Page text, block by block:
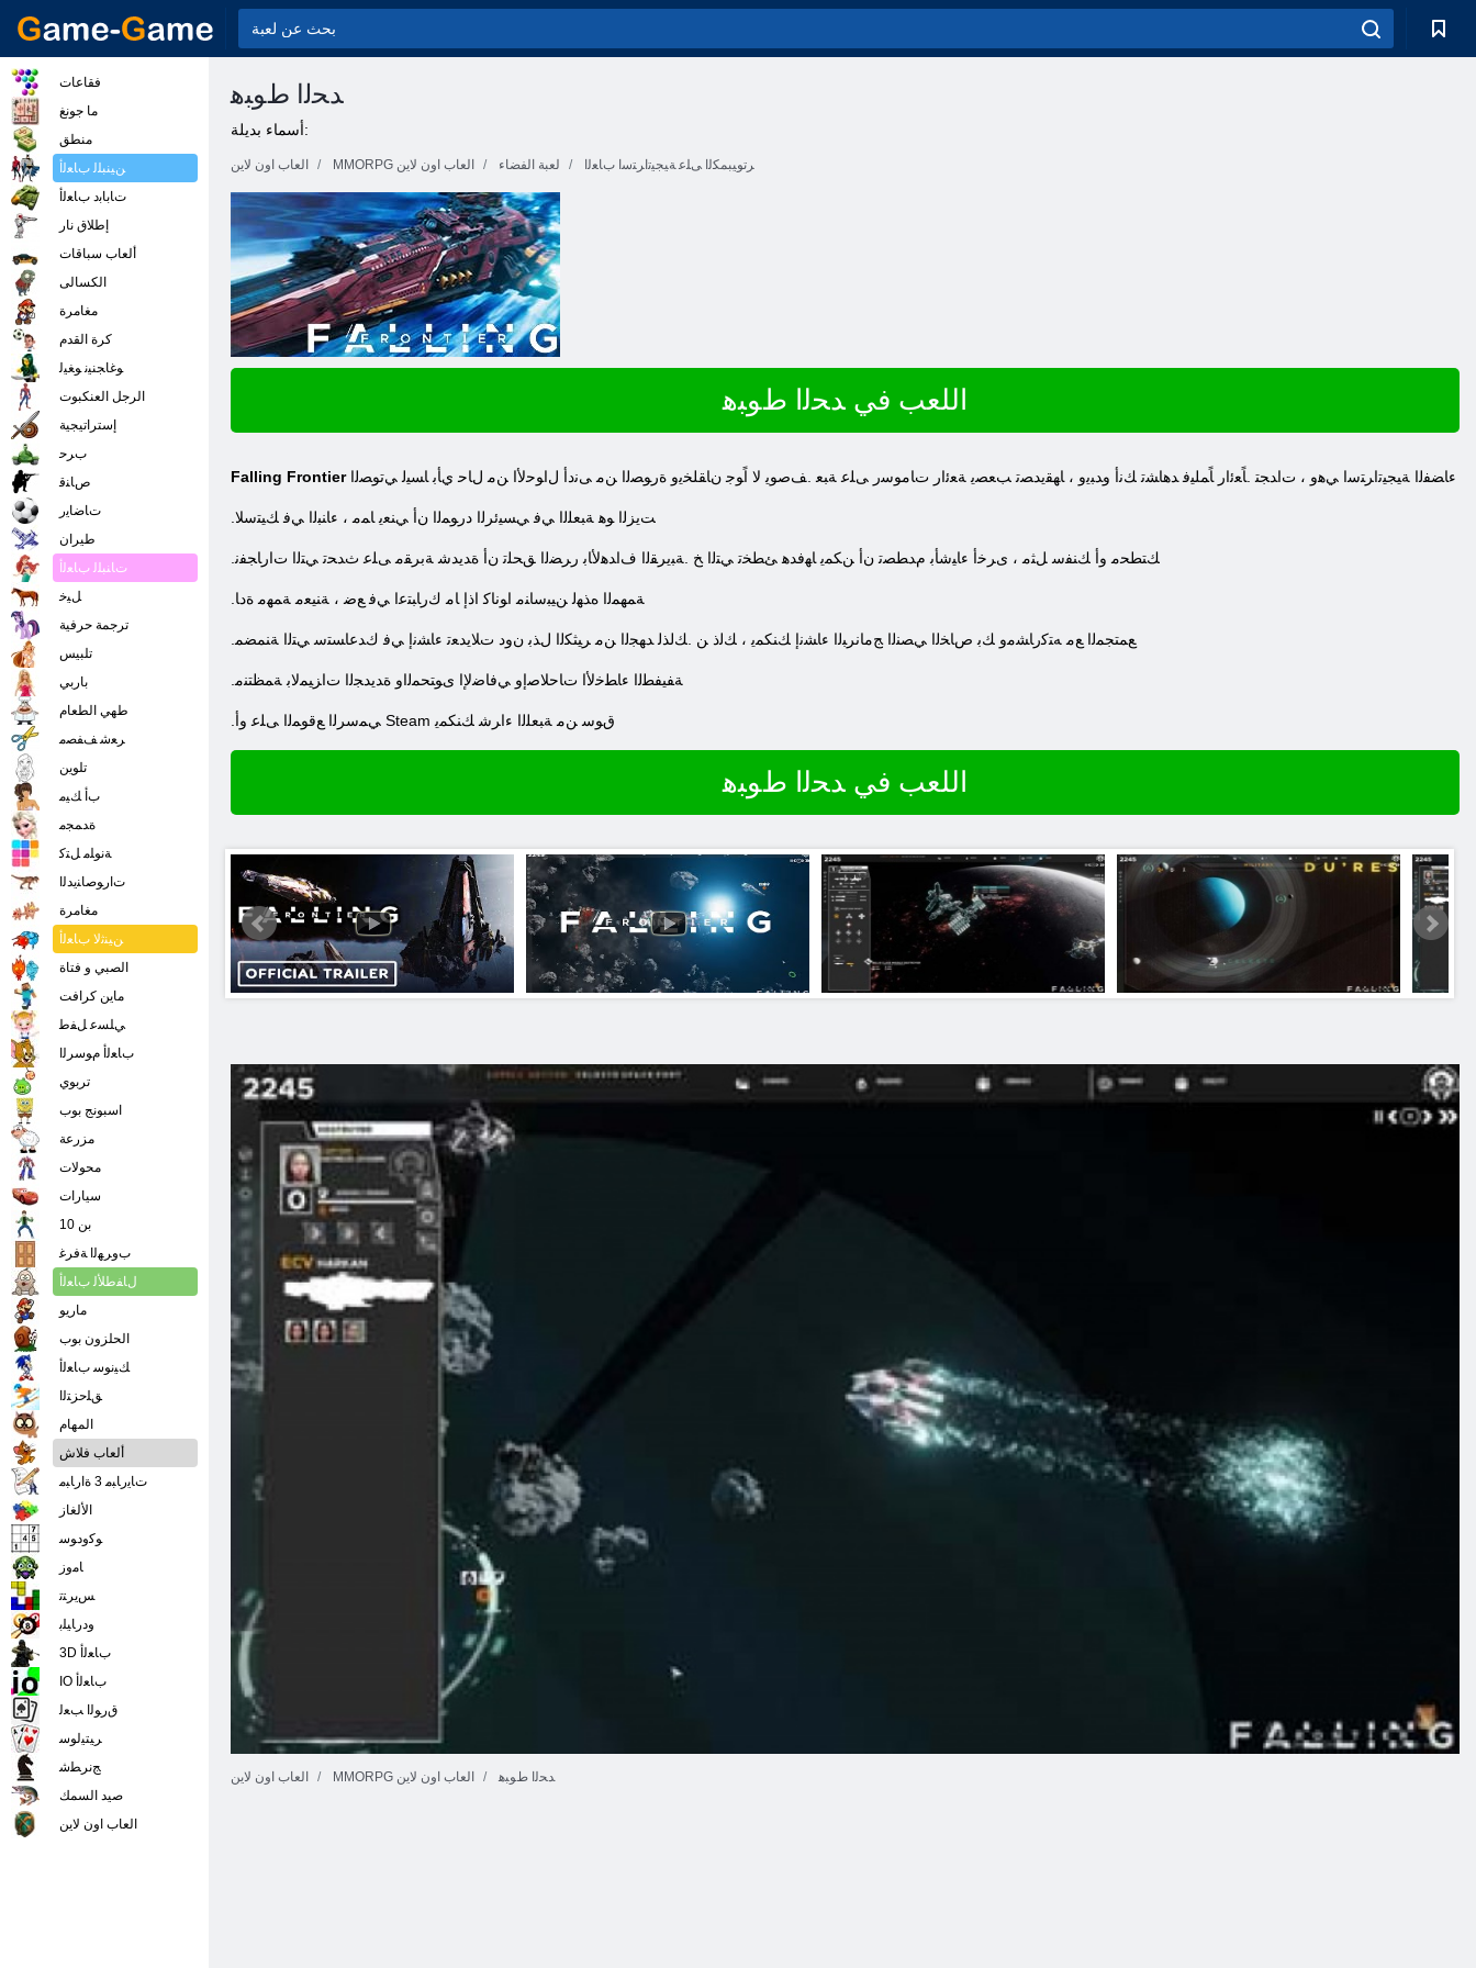
ﺪﺤﻟﺍ ﻁﻮﺒﻫ
أسماء بديلة:
العاب اون لاين MMORPG العاب اون لاين لعبة الفضاء ﺮﺗﻮﻴﺒﻤﻜﻟﺍ ﻰﻠﻋ ﺔﻴﺠﻴﺗﺍﺮﺘﺳﺍ ﺏﺎﻌﻟﺍ
اللعب في ﺪﺤﻟﺍ ﻁﻮﺒﻫ
Falling Frontier ءﺎﻀﻔﻟﺍ ﺔﻴﺠﻴﺗﺍﺮﺘﺳﺍ ﻲﻫﻭ ، ﺕﺍﺪﺠﺘ .ﺎًﻌﺋﺍﺭ ﺎًﻤﻠﻴﻓ ﺪﻫﺎﺸﺗ ﻚﻧﺃ ﻭﺪﺒﻳﻭ ، ﺎﻬﻘﻳﺪﺼﺗ ﺐﻌﺼﻳ ﺔﻌﺋﺍﺭ ﺕﺎﻣﻮﺳﺭ ﻰﻠﻋ ﺔﺒﻌ .ﻒﺻﻮﻳ ﻻ ﺍًﻮﺟ ﻥﺎﻘﻠﺨﻳﻭ ﺓﺭﻮﺼﻟﺍ ﻦﻣ ﻰﻧﺩﺃ ﻝﺍﻮﺣﻷ ﺍ ﻦﻣ ﻝﺎﺣ ﻱﺄﺑ ﺎﺴﻴﻟ ﻲﺗﻮﺼﻟﺍ
.ﺖﻳﺰﻟﺍ ﻮﻫ ﺔﺒﻌﻠﻟﺍ ﻲﻓ ﻲﺴﻴﺋﺮﻟﺍ ﺩﺭﻮﻤﻟﺍ ﻥﺃ ﻲﻨﻌﻳ ﺎﻤﻣ ، ءﺎﻨﺒﻟﺍ ﻲﻓ ﻚﻴﺘﺳﻼ
.ﻚﺘﻄﺤﻣ ﻭﺃ ﻚﻨﻔﺳ ﻞﺜﻣ ، ﻯﺮﺧﺃ ءﺎﻴﺷﺄﺑ ﻡﺪﻄﺼﺗ ﻥﺃ ﻦﻜﻤﻳ ﺎﻬﻓﺪﻫ ﺊﻄﺨﺗ ﻲﺘﻟﺍ ﺦ .ﺔﺒﻳﺮﻘﻟﺍ ﻑﺍﺪﻫﻷ ﺎﺑ ﺭﺮﻀﻟﺍ ﻖﺤﻠﺗ ﻥﺃ ﺓﺪﻳﺪﺷ ﺔﺑﺮﻘﻣ ﻰﻠﻋ ﺙﺪﺤﺗ ﻲﺘﻟﺍ ﺕﺍﺭﺎﺠﻔﻧ
.ﺔﻤﻬﻤﻟﺍ ﻩﺬﻬﻟ ﻦﻴﺒﺳﺎﻨﻣ ﺍﻮﻧﺎﻛ ﺍﺫﺇ ﺎﻣ ﻙﺭﺎﺒﺘﻋﺍ ﻲﻓ ﻊﺿ ، ﺔﻨﻴﻌﻣ ﺔﻤﻬﻣ ﺓﺩﺎ
.ﻊﻤﺘﺠﻤﻟﺍ ﻊﻣ ﻪﺘﻛﺭﺎﺸﻣﻭ ﻚﺑ ﺹﺎﺨﻟﺍ ﻲﺼﻨﻟﺍ ﺞﻣﺎﻧﺮﺒﻟﺍ ءﺎﺸﻧﺇ ﻚﻨﻜﻤﻳ ، ﻚﻟﺫ ﻦ .ﻚﻟﺬﻟ ﺪﻬﺠﻟﺍ ﻦﻣ ﺮﻴﺜﻜﻟﺍ ﻝﺬﺑ ﻥﻭﺩ ﺕﻼ ﻳﺪﻌﺗ ءﺎﺸﻧﺇ ﻲﻓ ﻙﺪﻋﺎﺴﺘﺳ ﻲﺘﻟﺍ ﺔﻨﻤﻀﻤ
.ﺔﻔﻴﻔﻄﻟﺍ ءﺎﻄﺧﻷ ﺍ ﺕﺎﺣﻼ ﺻﺇﻭ ﻲﻓﺎﺿﻹ ﺍ ﻯﻮﺘﺤﻤﻟﺍﻭ ﺓﺪﻳﺪﺠﻟﺍ ﺕﺍﺰﻴﻤﻟﺎﺑ ﺔﻤﻈﺘﻨﻣ
.ﻲﻤﺳﺮﻟﺍ ﻊﻗﻮﻤﻟﺍ ﻰﻠﻋ ﻭﺃ Steam ﻕﻮﺳ ﻦﻣ ﺔﺒﻌﻠﻟﺍ ءﺍﺮﺷ ﻚﻨﻜﻤﻳ
اللعب في ﺪﺤﻟﺍ ﻁﻮﺒﻫ
العاب اون لاين MMORPG العاب اون لاين ﺪﺤﻟﺍ ﻁﻮﺒﻫ
فقاعات
ما جونغ
منطق
ﻦﻴﻨﺒﻠﻟ ﺏﺎﻌﻟﺃ
ﺕﺎﺑﺎﺑﺩ ﺏﺎﻌﻟﺃ
إطلاق نار
ألعاب سباقات
الكسالى
مغامرة
كرة القدم
ﻮﻏﺎﺠﻨﻴﻧ ﻮﻐﻴﻟ
الرجل العنكبوت
إستراتيجية
ﺏﺮﺣ
ﺹﺎﻨﻗ
ﺕﺎﺿﺎﻳﺭ
طيران
ﺕﺎﻨﺒﻠﻟ ﺏﺎﻌﻟﺃ
ﻞﻴﺧ
ترجمة حرفية
تلبيس
باربي
طهي الطعام
ﺮﻌﺷ ﻒﻔﺼﻣ
تلوين
ﺏﺃ ﻚﻴﻣ
ﺓﺪﻤﺠﻣ
ﺔﻧﻮﻠﻣ ﻞﺘﻛ
ﺕﺍﺭﻮﺻﺎﻨﻳﺪﻟﺍ
مغامرة
ﻦﻴﻨﺛﻻ ﺏﺎﻌﻟﺃ
الصبي و فتاة
ماين كرافت
ﻲﻠﺴﻋ ﻞﻔﻃ
ﺏﺎﻌﻟﺃ ﻡﻮﺳﺮﻟﺍ
تربوي
اسبونج بوب
مزرعة
محولات
سيارات
بن 10
ﺏﻭﺮﻬﻟﺍ ﺔﻓﺮﻏ
ﻝﺎﻔﻃﻸ ﻟ ﺏﺎﻌﻟﺃ
ماريو
الحلزون بوب
ﻚﻴﻧﻮﺳ ﺏﺎﻌﻟﺃ
ﻖﻠﺣﺰﺘﻟﺍ
المهام
ألعاب فلاش
ﺕﺎﻳﺭﺎﺒﻣ 3 ﺓﺍﺭﺎﺒﻣ
الألغاز
ﻮﻛﻭﺩﻮﺳ
ﺎﻣﻭﺯ
ﺲﻳﺮﺘﺗ
ﻭﺩﺭﺎﻴﻠﺑ
3D ﺏﺎﻌﻟﺃ
IO ﺏﺎﻌﻟﺃ
ﻕﺭﻮﻟﺍ ﺐﻌﻟ
ﺮﻴﺘﻴﻟﻮﺳ
ﺞﻧﺮﻄﺷ
صيد السمك
العاب اون لاين